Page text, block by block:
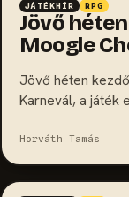
JÁTÉKHÍR RPG
Jövő
Moogle
Jövő héten
Karnevál, a játék
Horváth Tamás